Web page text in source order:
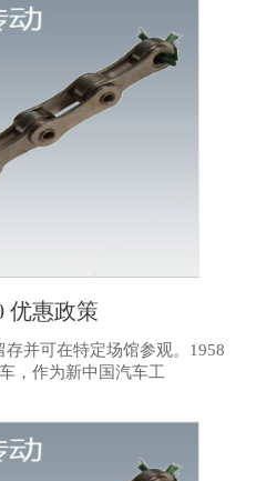
优惠政策
并可在特定场馆参观。1958
，作为新中国汽车工